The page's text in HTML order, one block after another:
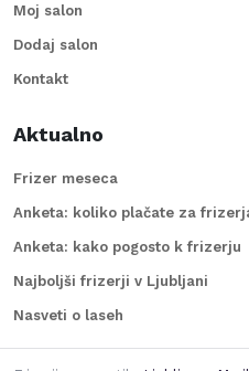
Moj salon
Dodaj salon
Kontakt
Aktualno
Frizer meseca
Anketa: koliko plačate za
Anketa: kako pogosto k frizerju
Najboljši frizerji v Ljubljani
Nasveti o laseh